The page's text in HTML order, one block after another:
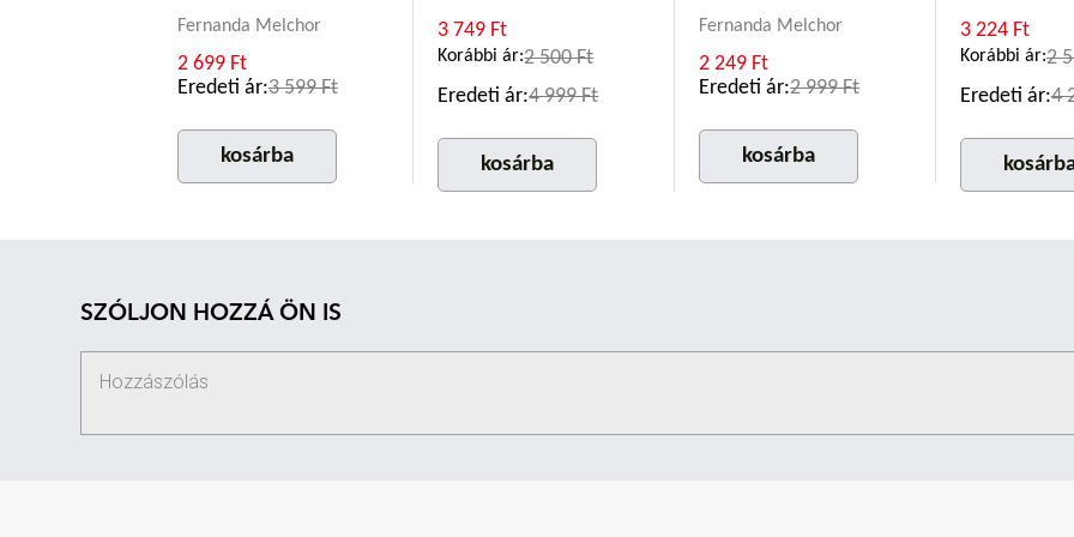
Fernanda Melchor
2 699 Ft
Eredeti ár:3 599 Ft
kosárba
3 749 Ft
Korábbi ár:2 500 Ft
Eredeti ár:4 999 Ft
kosárba
Fernanda Melchor
2 249 Ft
Eredeti ár:2 999 Ft
kosárba
3 224 Ft
Korábbi ár:2
Eredeti ár:4
SZÓLJON HOZZÁ ÖN IS